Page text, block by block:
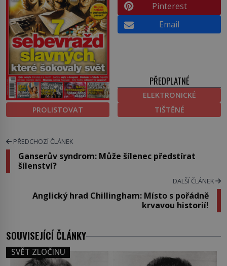
PROLISTOVAT
Pinterest
Email
PŘEDPLATNÉ
ELEKTRONICKÉ
TIŠTĚNÉ
PŘEDCHOZÍ ČLÁNEK
Ganserův syndrom: Může šílenec předstírat
šílenství?
DALŠÍ ČLÁNEK
Anglický hrad Chillingham: Místo s pořádně
krvavou historií!
SOUVISEJÍCÍ ČLÁNKY
SVĚT ZLOČINU